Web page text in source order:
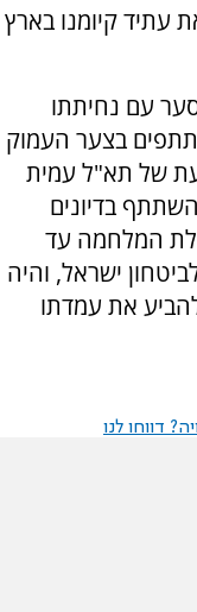
עתיד קיומנו בארץ
עם נחיתתו
בצער העמוק
של תא"ל עמית
בדיונים
המלחמה עד
ישראל, והיה
את עמדתו
דווחו לנו